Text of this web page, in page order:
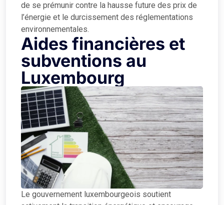
de se prémunir contre la hausse future des prix de
l’énergie et le durcissement des réglementations
environnementales.
Aides financières et
subventions au
Luxembourg
Le gouvernement luxembourgeois soutient